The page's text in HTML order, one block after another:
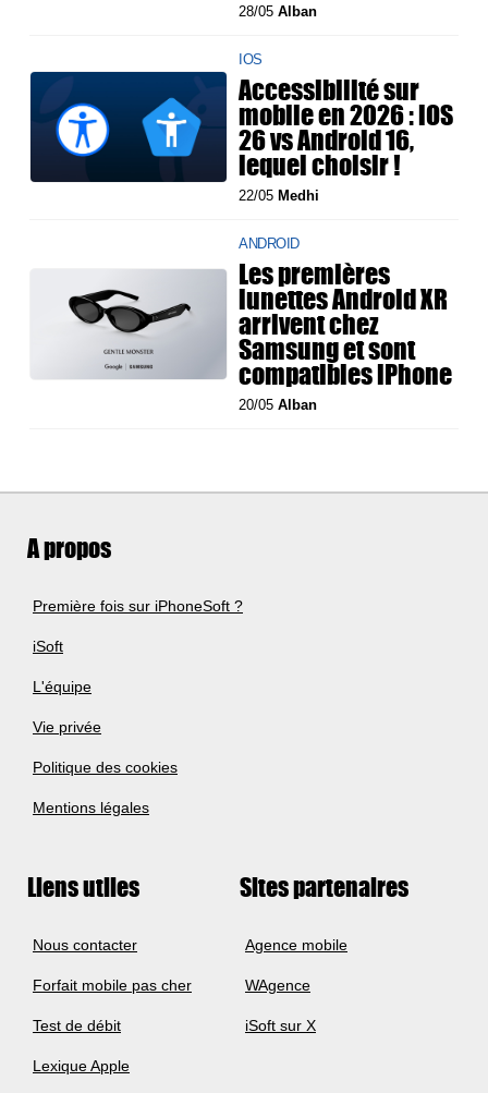
28/05Alban
IOS
Accessibilité sur
mobile en 2026 : iOS
26 vs Android 16,
lequel choisir !
22/05Medhi
ANDROID
Les premières
lunettes Android XR
arrivent chez
Samsung et sont
compatibles iPhone
20/05Alban
A propos
Première fois sur iPhoneSoft ?
iSoft
L'équipe
Vie privée
Politique des cookies
Mentions légales
Liens utiles
Nous contacter
Forfait mobile pas cher
Test de débit
Lexique Apple
Sites partenaires
Agence mobile
WAgence
iSoft sur X